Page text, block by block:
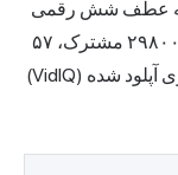
نقطه عطف شش رقمی
خود رسید. تا ماه مه ۲۰۲۶، این کانال تقریباً ۲۹۸۰۰۰ مشترک، ۵۷
میلیون بازدید مادام‌العمر و تقریباً ۱۶۴۰ ویدیوی آپلود شده (VidIQ)